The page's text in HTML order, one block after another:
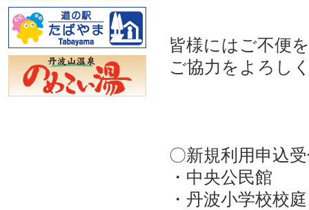
皆様にはご不便
ご協力をよろし
〇新規利用申込
・中央公民館
・丹波小学校校